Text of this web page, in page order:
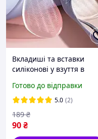
Вкладиші та вставки
силіконові у взуття в
Напівстілки гелеві для ніг
для взуття
Готово до відправки
5.0 (2)
90₴
189 ₴